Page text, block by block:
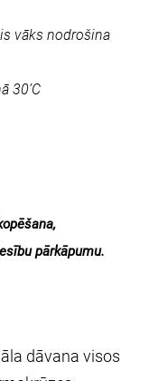
vāks nodrošina
30’C
pārkāpumu.
dāvana visos